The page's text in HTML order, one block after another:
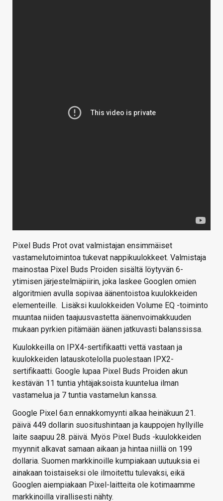
Pixel Buds Prot ovat valmistajan ensimmäiset
vastamelutoimintoa tukevat nappikuulokkeet. Valmistaja
mainostaa Pixel Buds Proiden sisältä löytyvän 6-
ytimisen järjestelmäpiirin, joka laskee Googlen omien
algoritmien avulla sopivaa äänentoistoa kuulokkeiden
elementeille. Lisäksi kuulokkeiden Volume EQ -toiminto
muuntaa niiden taajuusvastetta äänenvoimakkuuden
mukaan pyrkien pitämään äänen jatkuvasti balanssissa.
Kuulokkeilla on IPX4-sertifikaatti vettä vastaan ja
kuulokkeiden latauskotelolla puolestaan IPX2-
sertifikaatti. Google lupaa Pixel Buds Proiden akun
kestävän 11 tuntia yhtäjaksoista kuuntelua ilman
vastamelua ja 7 tuntia vastamelun kanssa.
Google Pixel 6a:n ennakkomyynti alkaa heinäkuun 21.
päivä 449 dollarin suositushintaan ja kauppojen hyllyille
laite saapuu 28. päivä. Myös Pixel Buds -kuulokkeiden
myynnit alkavat samaan aikaan ja hintaa niillä on 199
dollaria. Suomen markkinoille kumpiakaan uutuuksia ei
ainakaan toistaiseksi ole ilmoitettu tulevaksi, eikä
Googlen aiempiakaan Pixel-laitteita ole kotimaamme
markkinoilla virallisesti nähty.